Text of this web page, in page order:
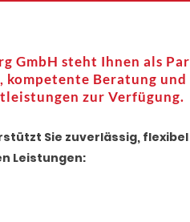
GmbH steht Ihnen als
kompetente Beratung und
zur Verfügung.
Sie zuverlässig,
Leistungen: